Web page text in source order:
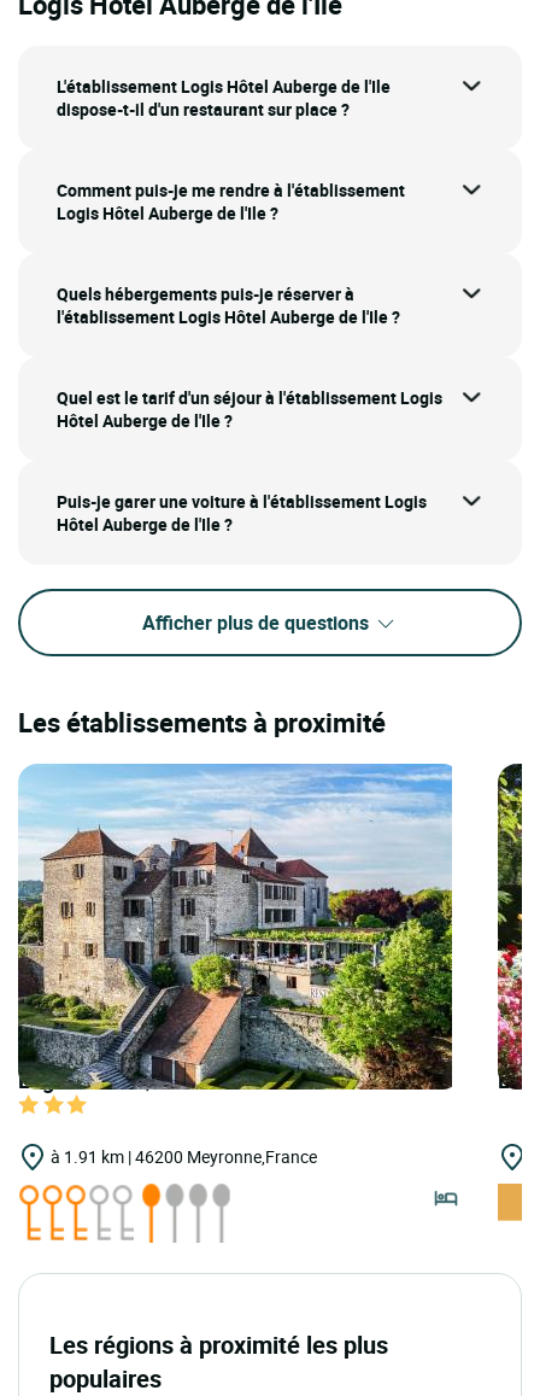
L'établissement Logis Hôtel Auberge de l'Ile
dispose-t-il d'un restaurant sur place ?
Comment puis-je me rendre à l'établissement
Logis Hôtel Auberge de l'Ile ?
Quels hébergements puis-je réserver à
l'établissement Logis Hôtel Auberge de l'Ile ?
Quel est le tarif d'un séjour à l'établissement Logis
Hôtel Auberge de l'Ile ?
Puis-je garer une voiture à l'établissement Logis
Hôtel Auberge de l'Ile ?
Afficher plus de questions
Les établissements à proximité
Logis Hôtels | Teritoria Hôtel la Terrasse
à 1.91 km | 46200 Meyronne,France
Les régions à proximité les plus
populaires